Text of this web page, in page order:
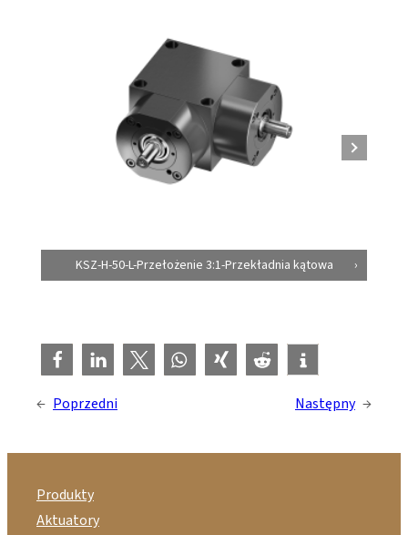
KSZ-H-50-L-Przełożenie 3:1-Przekładnia kątowa
← Poprzedni Następny →
Produkty
Aktuatory